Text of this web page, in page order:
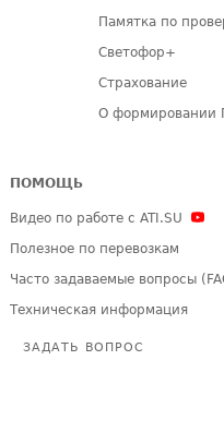
Памятка по
Светофор+
Страхование
О формировании
ПОМОЩЬ
Видео по работе с ATI.SU
Полезное по перевозкам
Часто задаваемые вопросы
Техническая информация
ЗАДАТЬ ВОПРОС